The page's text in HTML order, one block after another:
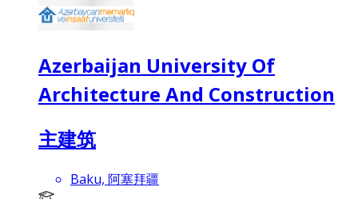
Azerbaijan University Of
Architecture And Construction
主建筑
Baku, 阿塞拜疆